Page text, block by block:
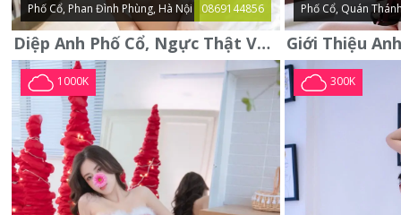
Phố Cổ, Phan Đình Phùng, Hà Nội 0869144856
Diệp Anh Phố Cổ, Ngực Thật Vú To Thơm Tho Quyến Rũ
Phố Cổ, Quán
1000K 300K